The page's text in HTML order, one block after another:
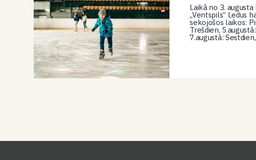
Laikā no 3.
„Ventspils” Ledus
sekojošos laikos:
Trešdien,
7.augustā: